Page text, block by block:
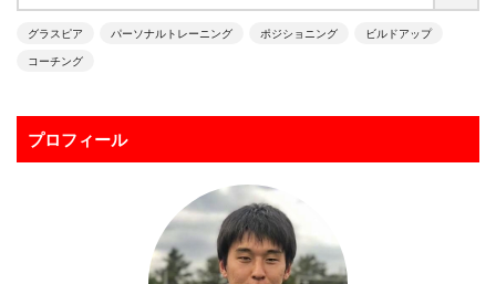
グラスピア パーソナルトレーニング ポジショニング ビルドアップ
コーチング
プロフィール
パンチング
パントキック
パーソナル
パーソナルGKトレーニング
パーソナルGK練習
フォーム
プライベートトレーニング
プライベートレッスン
プレジャンプ
プレゼント企画
プレースピード
プレー中